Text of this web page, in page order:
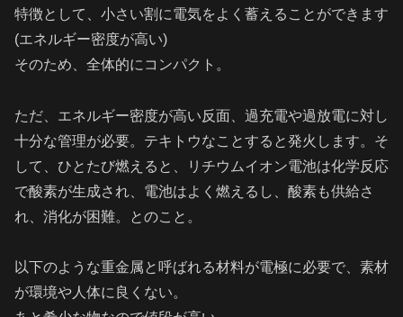
特徴として、小さい割に電気をよく蓄えることができます
(エネルギー密度が高い)
そのため、全体的にコンパクト。
ただ、エネルギー密度が高い反面、過充電や過放電に対し
十分な管理が必要。テキトウなことすると発火します。そ
して、ひとたび燃えると、リチウムイオン電池は化学反応
で酸素が生成され、電池はよく燃えるし、酸素も供給さ
れ、消化が困難。とのこと。
以下のような重金属と呼ばれる材料が電極に必要で、素材
が環境や人体に良くない。